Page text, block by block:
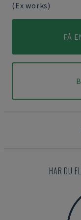
(Ex works)
FÅ
HAR DU